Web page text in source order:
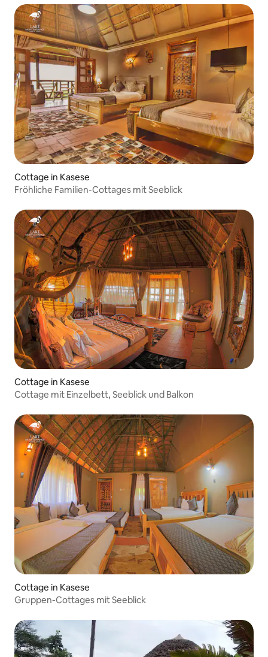
Cottage in Kasese
Fröhliche Familien-Cottages mit Seeblick
Cottage in Kasese
Cottage mit Einzelbett, Seeblick und Balkon
Cottage in Kasese
Gruppen-Cottages mit Seeblick